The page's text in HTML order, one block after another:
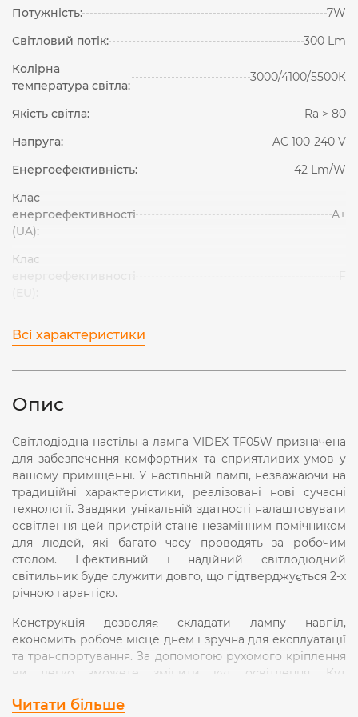
Потужність:
7W
Світловий потік:
300 Lm
Колірна
температура світла:
3000/4100/5500К
Якість світла:
Ra > 80
Напруга:
AC 100-240 V
Енергоефективність:
42 Lm/W
Клас
енергоефективності
(UA):
А+
Клас
Всі характеристики
Опис
Світлодіодна настільна лампа VIDEX TF05W призначена
для забезпечення комфортних та сприятливих умов у
вашому приміщенні. У настільній лампі, незважаючи на
традиційні характеристики, реалізовані нові сучасні
технології. Завдяки унікальній здатності налаштовувати
освітлення цей пристрій стане незамінним помічником
для людей, які багато часу проводять за робочим
столом. Ефективний і надійний світлодіодний
світильник буде служити довго, що підтверджується 2-х
річною гарантією.
Конструкція дозволяє складати лампу навпіл,
економить робоче місце днем ​​і зручна для експлуатації
та транспортування. За допомогою рухомого кріплення
ви легко зможете змінити кут освітлення. Кут
градусів. LCD дисплей показує годинник, будильник,
Читати більше